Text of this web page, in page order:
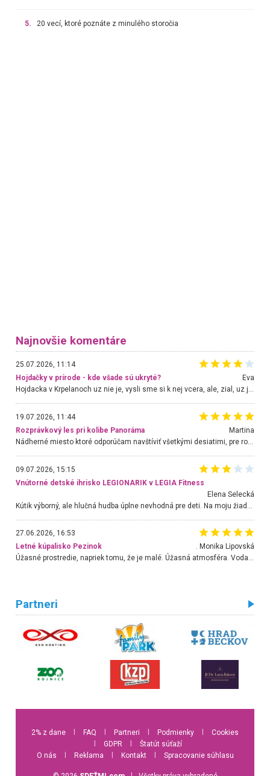
5. 20 vecí, ktoré poznáte z minulého storočia
Najnovšie komentáre
25.07.2026, 11:14
Hojdačky v prírode - kde všade sú ukryté?
Eva
Hojdacka v Krpelanoch uz nie je, vysli sme si k nej vcera, ale, zial, uz je znicena. Ak sem planujete cestu len kvoli hojdacke, mozete si ju usetrit. Krasny vyhlad je tu vsak aj bez hojdacky :-)
19.07.2026, 11:44
Rozprávkový les pri kolibe Panoráma
Martina
Nádherné miesto ktoré odporúčam navštíviť všetkými desiatimi, pre rodiny s deťmi, dôchodcom... Proste a jednoducho ozaj rozprávkový les.. určite ešte prídeme. Odniesli sme si na pamiatku krásne tričká,
09.07.2026, 15:15
Vnútorné detské ihrisko LEGIONARIK v LEGIA Fitness
Elena Selecká
27.06.2026, 16:53
Letné kúpalisko Pezinok
. Monika Lipovská
Úžasné prostredie, napriek tomu, že je malé. Úžasná atmosféra. Voda fantastická a nádherná. Ľudí je pomerne veľa, ale su mili a ohľaduplní. Je veľmi zaujímavé sledovať, ako dokážu spolu športovať cudzí ľudia a bez ohľadu na vek. Vládne tu pohoda. Vnuka neviem dostať z vody. Ďakujem za krásny deň . Urcite sa sem vrátim. Jediný problém je s parkovaním, ale aj ten sa mi podarilo vyriešiť. Monika Bratislava
Partneri
2% z dane FAQ Partneri Podmienky
Cookies
GDPR
Štatút súťaží
O nás
Reklama Kontakt Spracovanie súhlasu